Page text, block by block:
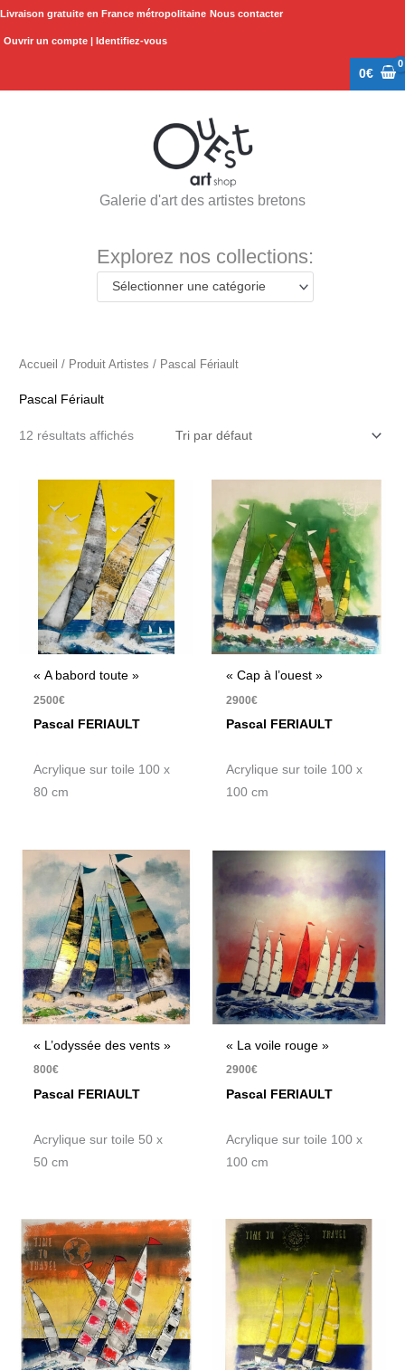
Aller
Livraison gratuite en France métropolitaine Nous contacter
Ouvrir un compte | Identifiez-vous
0€
Galerie d'art des artistes bretons
Explorez nos collections:
Sélectionner une catégorie
Accueil / Produit Artistes / Pascal Fériault
Pascal Fériault
12 résultats affichés
« A babord toute »
2500€
Pascal FERIAULT
Acrylique sur toile 100 x
80 cm
« Cap à l’ouest »
2900€
Pascal FERIAULT
Acrylique sur toile 100 x
100 cm
« L’odyssée des vents »
800€
Pascal FERIAULT
Acrylique sur toile 50 x
50 cm
« La voile rouge »
2900€
Pascal FERIAULT
Acrylique sur toile 100 x
100 cm